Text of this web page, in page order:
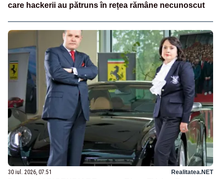
care hackerii au pătruns în rețea rămâne necunoscut
30 iul. 2026, 07:51 Realitatea.NET